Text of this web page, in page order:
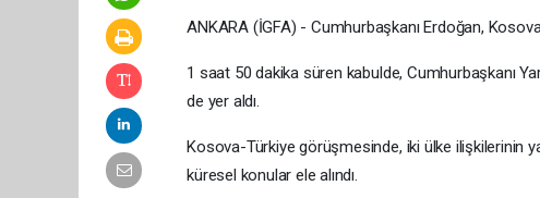
ANKARA (İGFA) - Cumhurbaşkanı Erdoğan,
1 saat 50 dakika süren kabulde, Cumhurbaşkanı
de yer aldı.
Kosova-Türkiye görüşmesinde, iki ülke ilişkilerinin
küresel konular ele alındı.